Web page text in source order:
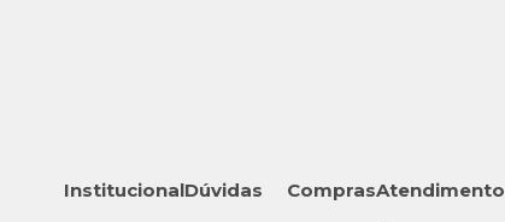
InstitucionalDúvidas
ComprasAtendimento